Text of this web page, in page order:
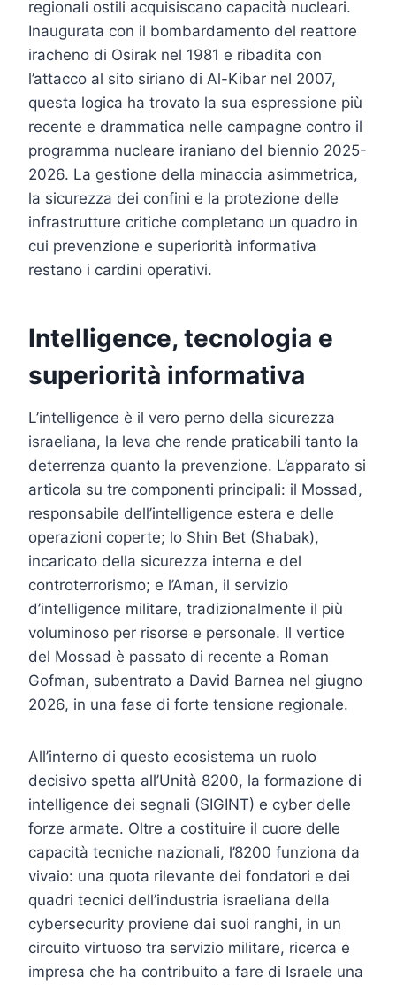
regionali ostili acquisiscano capacità nucleari.
Inaugurata con il bombardamento del reattore
iracheno di Osirak nel 1981 e ribadita con
l’attacco al sito siriano di Al-Kibar nel 2007,
questa logica ha trovato la sua espressione più
recente e drammatica nelle campagne contro il
programma nucleare iraniano del biennio 2025-
2026. La gestione della minaccia asimmetrica,
la sicurezza dei confini e la protezione delle
infrastrutture critiche completano un quadro in
cui prevenzione e superiorità informativa
restano i cardini operativi.
Intelligence, tecnologia e
superiorità informativa
L’intelligence è il vero perno della sicurezza
israeliana, la leva che rende praticabili tanto la
deterrenza quanto la prevenzione. L’apparato si
articola su tre componenti principali: il Mossad,
responsabile dell’intelligence estera e delle
operazioni coperte; lo Shin Bet (Shabak),
incaricato della sicurezza interna e del
controterrorismo; e l’Aman, il servizio
d’intelligence militare, tradizionalmente il più
voluminoso per risorse e personale. Il vertice
del Mossad è passato di recente a Roman
Gofman, subentrato a David Barnea nel giugno
2026, in una fase di forte tensione regionale.
All’interno di questo ecosistema un ruolo
decisivo spetta all’Unità 8200, la formazione di
intelligence dei segnali (SIGINT) e cyber delle
forze armate. Oltre a costituire il cuore delle
capacità tecniche nazionali, l’8200 funziona da
vivaio: una quota rilevante dei fondatori e dei
quadri tecnici dell’industria israeliana della
cybersecurity proviene dai suoi ranghi, in un
circuito virtuoso tra servizio militare, ricerca e
impresa che ha contribuito a fare di Israele una